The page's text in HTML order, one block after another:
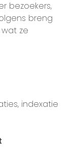
bezoekers,
breng
ze
indexatie